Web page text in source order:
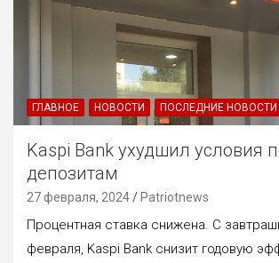
ГЛАВНОЕ НОВОСТИ ПОСЛЕДНИЕ НОВОСТИ
Kaspi Bank ухудшил условия
депозитам
27 февраля, 2024 Patriotnews
Процентная ставка снижена. С
февраля, ​Kaspi Bank снизит годовую